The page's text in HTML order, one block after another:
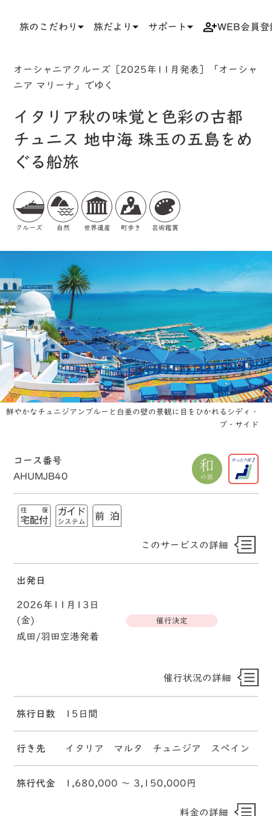
旅のこだわり 旅だより サポート WEB会員登
オーシャニアクルーズ［2025年11月発表］「オーシャ
ニア マリーナ」でゆく
イタリア秋の味覚と色彩の古都
チュニス 地中海 珠玉の五島をめ
ぐる船旅
クルーズ 自然 世界遺産 町歩き 芸術鑑賞
鮮やかなチュニジアンブルーと白亜の壁の景観に目をひかれるシディ・
ブ・サイド
コース番号
AHUMJB40
このサービスの詳細
出発日
2026年11月13日
(金)
催行決定
成田/羽田空港発着
催行状況の詳細
旅行日数 15日間
行き先 イタリア マルタ チュニジア スペイン
旅行代金 1,680,000 〜 3,150,000円
料金の詳細